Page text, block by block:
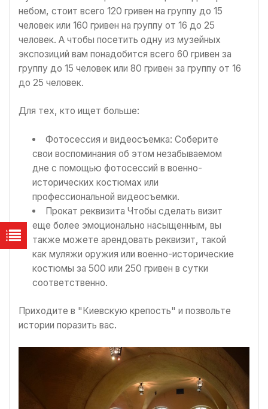
небом, стоит всего 120 гривен на группу до 15
человек или 160 гривен на группу от 16 до 25
человек. А чтобы посетить одну из музейных
экспозиций вам понадобится всего 60 гривен за
группу до 15 человек или 80 гривен за группу от 16
до 25 человек.
Для тех, кто ищет больше:
Фотосессия и видеосъемка: Соберите
свои воспоминания об этом незабываемом
дне с помощью фотосессий в военно-
исторических костюмах или
профессиональной видеосъемки.
Прокат реквизита Чтобы сделать визит
еще более эмоционально насыщенным, вы
также можете арендовать реквизит, такой
как муляжи оружия или военно-исторические
костюмы за 500 или 250 гривен в сутки
соответственно.
Приходите в "Киевскую крепость" и позвольте
истории поразить вас.